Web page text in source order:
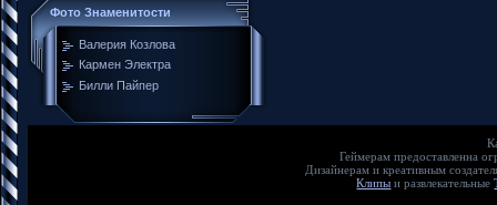
Фото Знаменитости
Валерия Козлова
Кармен Электра
Билли Пайпер
Геймерам предоставленна
Дизайнерам и креативным
Клипы и развлекательные